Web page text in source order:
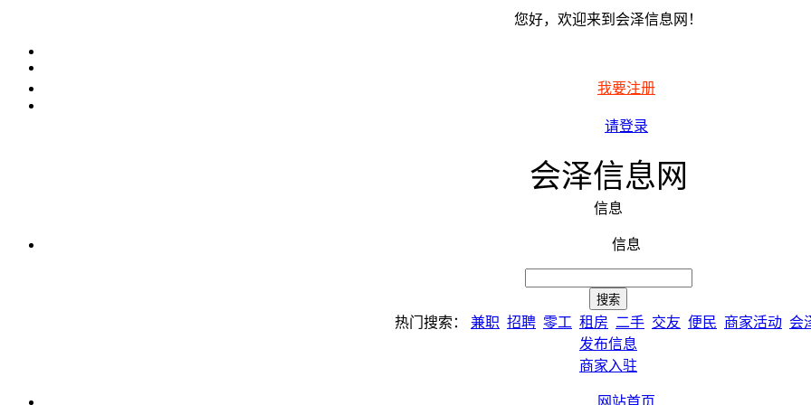
您好，欢迎来到会泽信息网！
我要注册
请登录
会泽信息网
信息
信息
热门搜索： 兼职 招聘 零工 租房 二手 交友 便民 商家活动 会
发布信息
商家入驻
网站首页